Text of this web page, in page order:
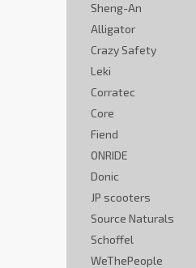
Sheng-An
Alligator
Crazy Safety
Leki
Corratec
Core
Fiend
ONRIDE
Donic
JP scooters
Source Naturals
Schoffel
WeThePeople